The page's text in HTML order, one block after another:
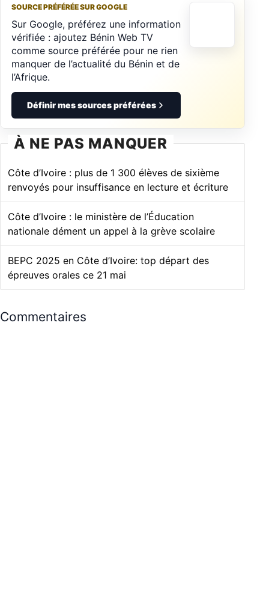
SOURCE PRÉFÉRÉE SUR GOOGLE
Sur Google, préférez une information
vérifiée : ajoutez Bénin Web TV
comme source préférée pour ne rien
manquer de l’actualité du Bénin et de
l’Afrique.
Définir mes sources préférées
À NE PAS MANQUER
Côte d’Ivoire : plus de 1 300 élèves de sixième
renvoyés pour insuffisance en lecture et écriture
Côte d’Ivoire : le ministère de l’Éducation
nationale dément un appel à la grève scolaire
BEPC 2025 en Côte d’Ivoire: top départ des
épreuves orales ce 21 mai
Commentaires